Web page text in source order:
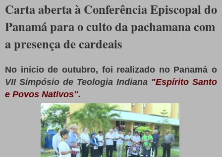
Carta aberta à Conferência Episcopal do
Panamá para o culto da pachamana com
a presença de cardeais
No início de outubro, foi realizado no Panamá o
VII Simpósio de Teologia Indiana "Espírito Santo
e Povos Nativos".